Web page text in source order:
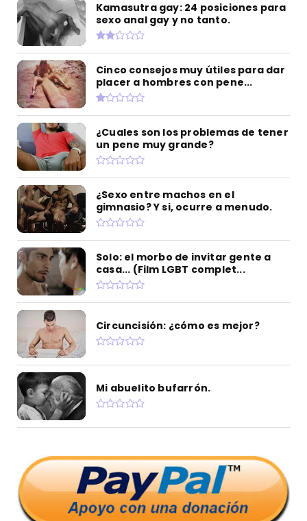
Kamasutra gay: 24 posiciones para
sexo anal gay y no tanto.
Cinco consejos muy útiles para dar
placer a hombres con pene...
¿Cuales son los problemas de tener
un pene muy grande?
¿Sexo entre machos en el
gimnasio? Y si, ocurre a menudo.
Solo: el morbo de invitar gente a
casa... (Film LGBT complet...
Circuncisión: ¿cómo es mejor?
Mi abuelito bufarrón.